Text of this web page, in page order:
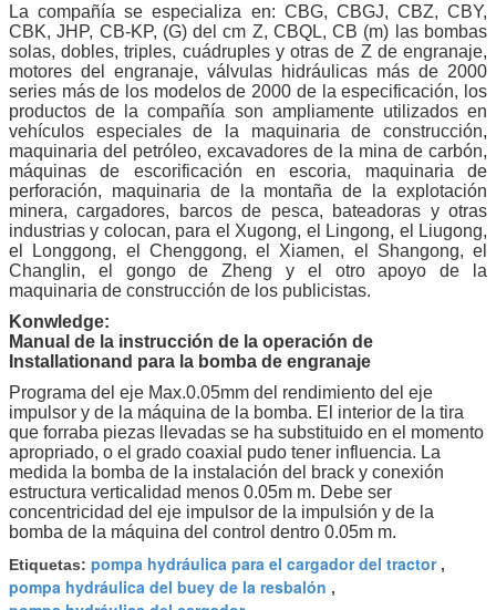
La compañía se especializa en: CBG, CBGJ, CBZ, CBY,
CBK, JHP, CB-KP, (G) del cm Z, CBQL, CB (m) las bombas
solas, dobles, triples, cuádruples y otras de Z de engranaje,
motores del engranaje, válvulas hidráulicas más de 2000
series más de los modelos de 2000 de la especificación, los
productos de la compañía son ampliamente utilizados en
vehículos especiales de la maquinaria de construcción,
maquinaria del petróleo, excavadores de la mina de carbón,
máquinas de escorificación en escoria, maquinaria de
perforación, maquinaria de la montaña de la explotación
minera, cargadores, barcos de pesca, bateadoras y otras
industrias y colocan, para el Xugong, el Lingong, el Liugong,
el Longgong, el Chenggong, el Xiamen, el Shangong, el
Changlin, el gongo de Zheng y el otro apoyo de la
maquinaria de construcción de los publicistas.
Konwledge:
Manual de la instrucción de la operación de
Installationand para la bomba de engranaje
Programa del eje Max.0.05mm del rendimiento del eje
impulsor y de la máquina de la bomba. El interior de la tira
que forraba piezas llevadas se ha substituido en el momento
apropriado, o el grado coaxial pudo tener influencia. La
medida la bomba de la instalación del brack y conexión
estructura verticalidad menos 0.05m m. Debe ser
concentricidad del eje impulsor de la impulsión y de la
bomba de la máquina del control dentro 0.05m m.
Etiquetas: pompa hydráulica para el cargador del tractor,
pompa hydráulica del buey de la resbalón ,